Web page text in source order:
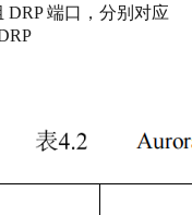
DRP 端口，分别对应